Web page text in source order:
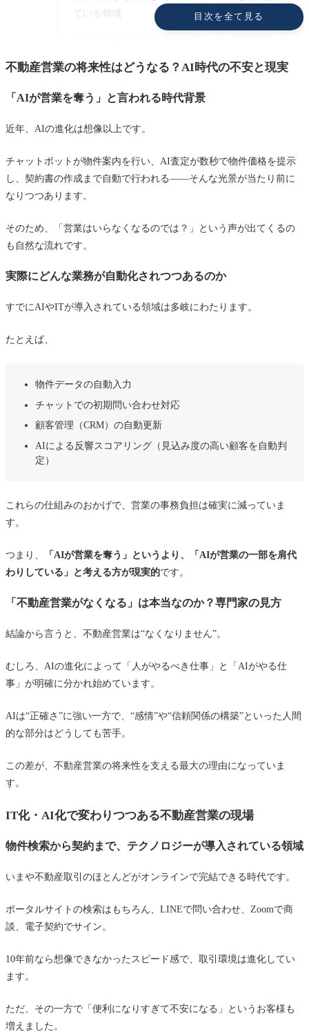
目次を全て見る
ている領域
グ」へ変化
それでも“不動産営業の仕事がなくならない”3つの理由
ない
② 不動産取引には「信頼」「交渉」「人間関
係」が不可欠
③ トラブル対応や判断力は経験を持つ人間にし
かできない
AI時代に求められる“新しい営業マン像”とは？
データを読む力＋お客様に伝える「言葉の力」
「テクノロジーを使いこなす営業」が市場価値を
売買仲介｜“提案力”と“交渉力”が生き残りの鍵
まとめ｜AI時代でも“不動産営業の価値”は決して消えな
不動産営業の将来性はどうなる？AI時代の不安と現実
「AIが営業を奪う」と言われる時代背景
近年、AIの進化は想像以上です。
チャットボットが物件案内を行い、AI査定が数秒で物件価格を提示
し、契約書の作成まで自動で行われる――そんな光景が当たり前に
なりつつあります。
そのため、「営業はいらなくなるのでは？」という声が出てくるの
も自然な流れです。
実際にどんな業務が自動化されつつあるのか
すでにAIやITが導入されている領域は多岐にわたります。
たとえば、
物件データの自動入力
チャットでの初期問い合わせ対応
顧客管理（CRM）の自動更新
AIによる反響スコアリング（見込み度の高い顧客を自動判
定）
これらの仕組みのおかげで、営業の事務負担は確実に減っていま
す。
つまり、
「AIが営業を奪う」というより、「AIが営業の一部を肩代
わりしている」と考える方が現実的です。
「不動産営業がなくなる」は本当なのか？専門家の見方
結論から言うと、不動産営業は“なくなりません”。
むしろ、AIの進化によって「人がやるべき仕事」と「AIがやる仕
事」が明確に分かれ始めています。
AIは“正確さ”に強い一方で、“感情”や“信頼関係の構築”といった人間
的な部分はどうしても苦手。
この差が、不動産営業の将来性を支える最大の理由になっていま
す。
IT化・AI化で変わりつつある不動産営業の現場
物件検索から契約まで、テクノロジーが導入されている領域
いまや不動産取引のほとんどがオンラインで完結できる時代です。
ポータルサイトの検索はもちろん、LINEで問い合わせ、Zoomで商
談、電子契約でサイン。
10年前なら想像できなかったスピード感で、取引環境は進化してい
ます。
ただ、その一方で「便利になりすぎて不安になる」というお客様も
増えました。